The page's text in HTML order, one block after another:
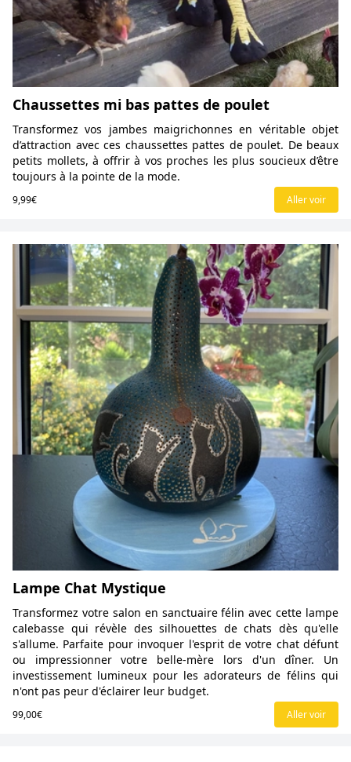
Chaussettes mi bas pattes de poulet
Transformez vos jambes maigrichonnes en véritable objet
d’attraction avec ces chaussettes pattes de poulet. De beaux
petits mollets, à offrir à vos proches les plus soucieux d’être
toujours à la pointe de la mode.
9,99€ Aller voir
Lampe Chat Mystique
Transformez votre salon en sanctuaire félin avec cette lampe
calebasse qui révèle des silhouettes de chats dès qu'elle
s'allume. Parfaite pour invoquer l'esprit de votre chat défunt
ou impressionner votre belle-mère lors d'un dîner. Un
investissement lumineux pour les adorateurs de félins qui
n'ont pas peur d'éclairer leur budget.
99,00€ Aller voir